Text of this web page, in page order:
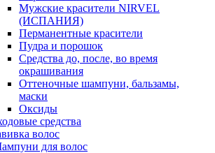
Мужские красители NIRVEL
(ИСПАНИЯ)
Перманентные красители
Пудра и порошок
Средства до, после, во время
окрашивания
Оттеночные шампуни, бальзамы,
маски
Оксиды
средства
волос
для волос